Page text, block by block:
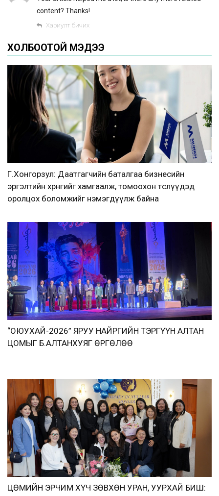
content? Thanks!
Хариулт бичих
ХОЛБООТОЙ МЭДЭЭ
Г.Хонгорзул: Даатгагчийн баталгаа бизнесийн
эргэлтийн хөрөнгийг хамгаалж, томоохон төслүүдэд
оролцох боломжийг нэмэгдүүлж байна
“ОЮУХАЙ-2026” ЯРУУ НАЙРГИЙН ТЭРГҮҮН АЛТАН
ЦОМЫГ Б.АЛТАНХУЯГ ӨРГӨЛӨӨ
ЦӨМИЙН ЭРЧИМ ХҮЧ ЗӨВХӨН УРАН, УУРХАЙ БИШ: